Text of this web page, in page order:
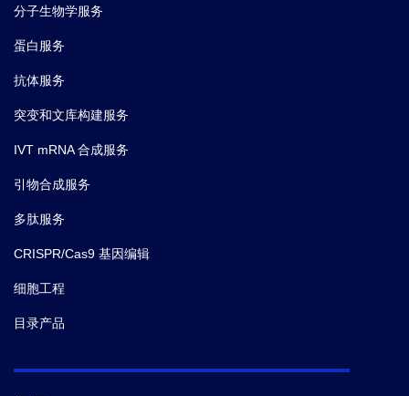
分子生物学服务
蛋白服务
抗体服务
突变和文库构建服务
IVT mRNA 合成服务
引物合成服务
多肽服务
CRISPR/Cas9 基因编辑
细胞工程
目录产品